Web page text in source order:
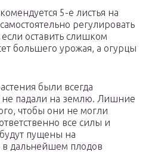
5-е листья на
регулировать
оставить слишком
большего урожая, а огурцы
были всегда
не падали на землю. Лишние
чтобы они не могли
все силы и
пущены на
дальнейшем плодов